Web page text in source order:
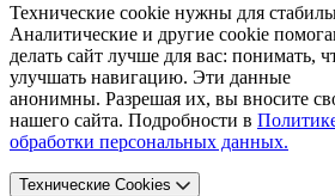
Технические cookie нужны для
Аналитические и другие cookie
делать сайт лучше для вас: понимать,
улучшать навигацию. Эти данные
анонимны. Разрешая их, вы вносите
нашего сайта. Подробности в
обработки персональных данных.
Технические Cookies